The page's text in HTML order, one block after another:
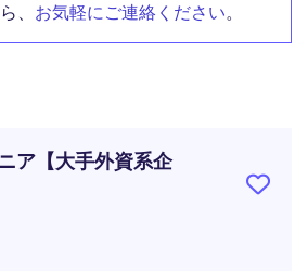
、 お気軽にご連絡ください。
ア【大手外資系企